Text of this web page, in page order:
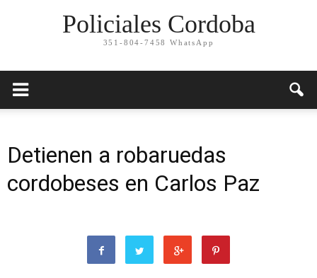
Policiales Cordoba
351-804-7458 WhatsApp
Detienen a robaruedas
cordobeses en Carlos Paz